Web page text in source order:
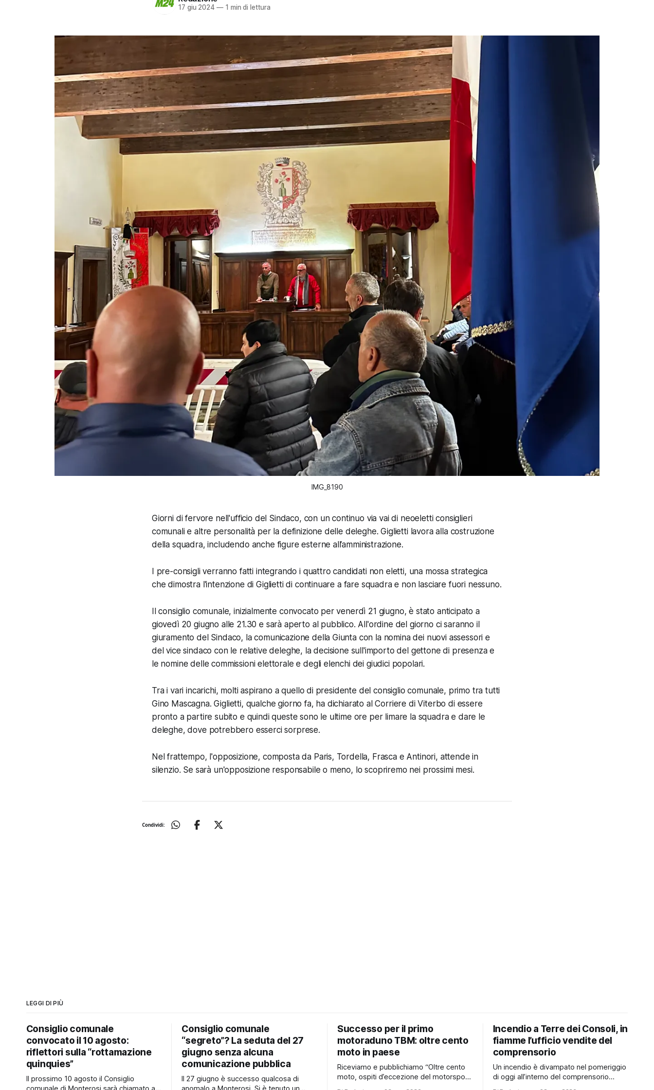
17 giu 2024 —1 min di lettura
IMG_8190
Giorni di fervore nell'ufficio del Sindaco, con un continuo via vai di neoeletti consiglieri
comunali e altre personalità per la definizione delle deleghe. Giglietti lavora alla costruzione
della squadra, includendo anche figure esterne all’amministrazione.
I pre-consigli verranno fatti integrando i quattro candidati non eletti, una mossa strategica
che dimostra l'intenzione di Giglietti di continuare a fare squadra e non lasciare fuori nessuno.
Il consiglio comunale, inizialmente convocato per venerdì 21 giugno, è stato anticipato a
giovedì 20 giugno alle 21.30 e sarà aperto al pubblico. All'ordine del giorno ci saranno il
giuramento del Sindaco, la comunicazione della Giunta con la nomina dei nuovi assessori e
del vice sindaco con le relative deleghe, la decisione sull'importo del gettone di presenza e
le nomine delle commissioni elettorale e degli elenchi dei giudici popolari.
Tra i vari incarichi, molti aspirano a quello di presidente del consiglio comunale, primo tra tutti
Gino Mascagna. Giglietti, qualche giorno fa, ha dichiarato al Corriere di Viterbo di essere
pronto a partire subito e quindi queste sono le ultime ore per limare la squadra e dare le
deleghe, dove potrebbero esserci sorprese.
Nel frattempo, l'opposizione, composta da Paris, Tordella, Frasca e Antinori, attende in
silenzio. Se sarà un'opposizione responsabile o meno, lo scopriremo nei prossimi mesi.
Condividi:
LEGGI DI PIÙ
Consiglio comunale
convocato il 10 agosto:
riflettori sulla “rottamazione
quinquies”
Il prossimo 10 agosto il Consiglio
Consiglio comunale
“segreto”? La seduta del 27
giugno senza alcuna
comunicazione pubblica
Il 27 giugno è successo qualcosa di
Successo per il primo
motoraduno TBM: oltre cento
moto in paese
Riceviamo e pubblichiamo “Oltre cento
moto, ospiti d’eccezione del motorsport
Incendio a Terre dei Consoli, in
fiamme l’ufficio vendite del
comprensorio
Un incendio è divampato nel pomeriggio
di oggi all’interno del comprensorio